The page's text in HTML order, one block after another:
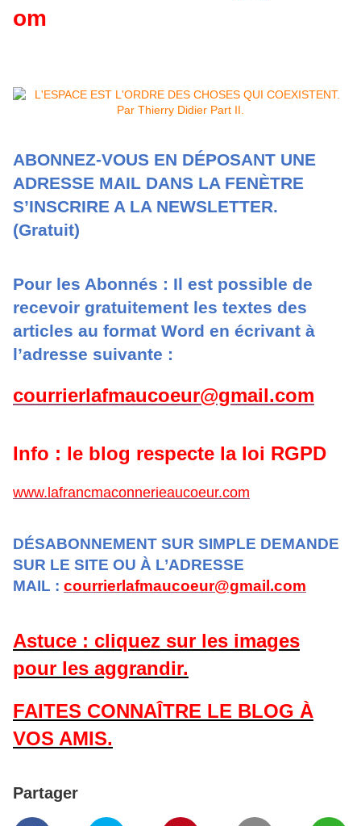
om
ABONNEZ-VOUS EN DÉPOSANT UNE
ADRESSE MAIL DANS LA FENÈTRE
S’INSCRIRE A LA NEWSLETTER.
(Gratuit)
Pour les Abonnés : Il est possible de
recevoir gratuitement les textes des
articles au format Word en écrivant à
l’adresse suivante :
courrierlafmaucoeur@gmail.com
Info : le blog respecte la loi RGPD
www.lafrancmaconnerieaucoeur.com
DÉSABONNEMENT SUR SIMPLE DEMANDE
SUR LE SITE OU À L’ADRESSE
MAIL : courrierlafmaucoeur@gmail.com
Astuce : cliquez sur les images
pour les aggrandir.
FAITES CONNAÎTRE LE BLOG À
VOS AMIS.
Partager